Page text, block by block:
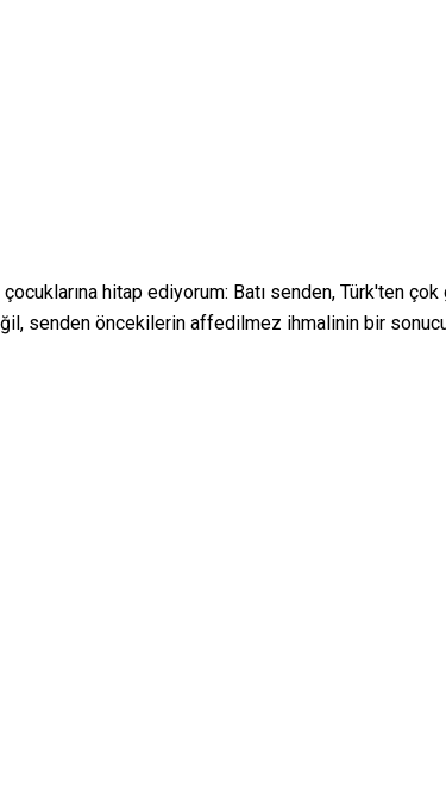
hitap ediyorum: Batı senden, Türk'ten
senden öncekilerin affedilmez ihmalinin bir